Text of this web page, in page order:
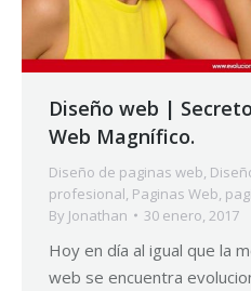
Diseño web |
Web Magnífico.
Diseño de paginas web,
profesional, Paginas Web,
By Jonathan 30 enero, 2017
Hoy en día al igual que la
web se encuentra